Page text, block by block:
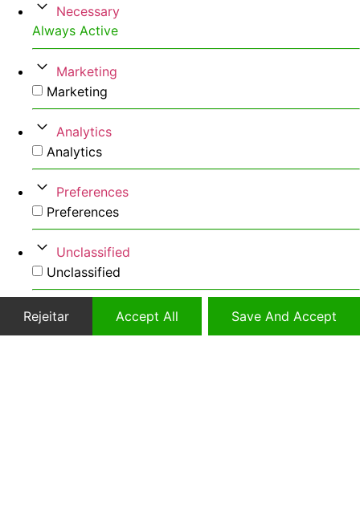
Necessary
Always Active
Marketing
Marketing
Analytics
Analytics
Preferences
Preferences
Unclassified
Unclassified
Rejeitar Accept All Save And Accept